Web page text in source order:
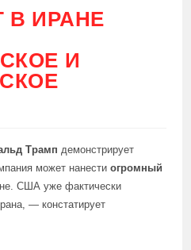
В ИРАНЕ
И
Трампдемонстрирует
может нанестиогромный
США уже фактически
— констатирует